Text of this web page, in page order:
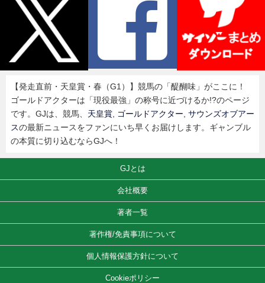
【発走直前・天皇賞・春（G1）】競馬の「醍醐味」がここに！
ゴールドアクターは「現役最強」の称号に近づけるか!?のページ
です。GJは、競馬、 天皇賞 ゴールドアクター サウンズオブアー
スの最新ニュースをファンにいち早くお届けします。ギャンブル
の本質に切り込むならGJへ！
GJとは
会社概要
著者一覧
著作権/免責事項について
個人情報保護方針について
Cookieポリシー